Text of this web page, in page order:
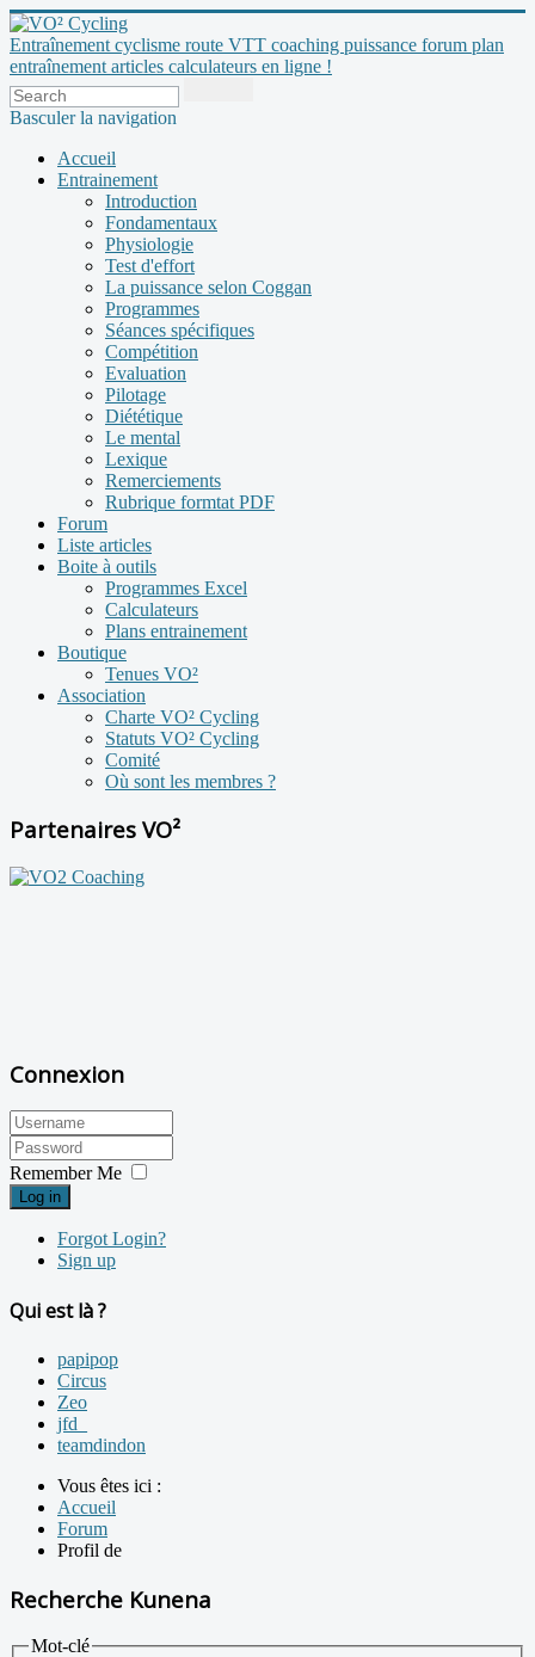
Entraînement cyclisme route VTT coaching puissance forum plan
entraînement articles calculateurs en ligne !
Basculer la navigation
Accueil
Entrainement
Introduction
Fondamentaux
Physiologie
Test d'effort
La puissance selon Coggan
Programmes
Séances spécifiques
Compétition
Evaluation
Pilotage
Diététique
Le mental
Lexique
Remerciements
Rubrique formtat PDF
Forum
Liste articles
Boite à outils
Programmes Excel
Calculateurs
Plans entrainement
Boutique
Tenues VO²
Association
Charte VO² Cycling
Statuts VO² Cycling
Comité
Où sont les membres ?
Partenaires VO²
Connexion
Remember Me
Log in
Forgot Login?
Sign up
Qui est là ?
papipop
Circus
Zeo
jfd_
teamdindon
Vous êtes ici :
Accueil
Forum
Profil de
Recherche Kunena
Mot-clé